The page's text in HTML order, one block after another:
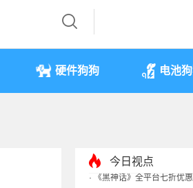
硬件狗狗 电池
今日视点
·
显卡一夜涨价40%！原价